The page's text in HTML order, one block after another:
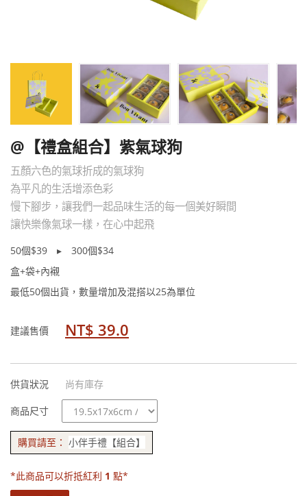
@【禮盒組合】紫氣球狗
五顏六色的氣球折成的氣球狗
為平凡的生活增添色彩
慢下腳步，讓我們一起品味生活的每一個美好瞬間
讓快樂像氣球一樣，在心中起飛
50個$39 ▸ 300個$34
盒+袋+內襯
最低50個出貨，數量增加及混搭以25為單位
建議售價 NT$ 39.0
供貨狀況 尚有庫存
商品尺寸
規
格
購買請至： 小伴手禮【組合】
*此商品可以折抵紅利 1 點*